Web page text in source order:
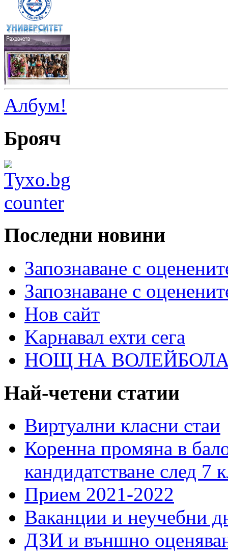
Албум!
Брояч
Последни новини
Запознаване с
Запознаване с
Нов сайт
Kарнавал ехти сега
НОЩ НА ВОЛЕЙБОЛА
Най-четени статии
Виртуални класни стаи
Коренна промяна в
кандидатстване след 7
Прием 2021-2022
Ваканции и неучебни
ДЗИ и външно